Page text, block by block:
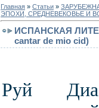
Главная » Статьи »
ЭПОХИ, СРЕДНЕВЕКОВЬЕ И
ИСПАНСКАЯ
cantar de mio cid)
Руй